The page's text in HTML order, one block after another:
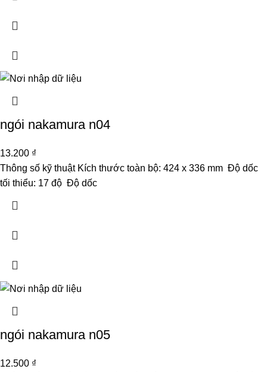
ngói nakamura n04
13.200 ₫
Thông số kỹ thuật Kích thước toàn bộ: 424 x 336 mm Độ dốc
tối thiểu: 17 độ Độ dốc
ngói nakamura n05
12.500 ₫